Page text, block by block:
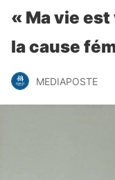
« Ma vie est
la cause
MEDIAPOSTE